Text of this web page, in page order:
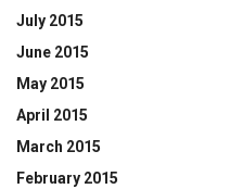
July 2015
June 2015
May 2015
April 2015
March 2015
February 2015